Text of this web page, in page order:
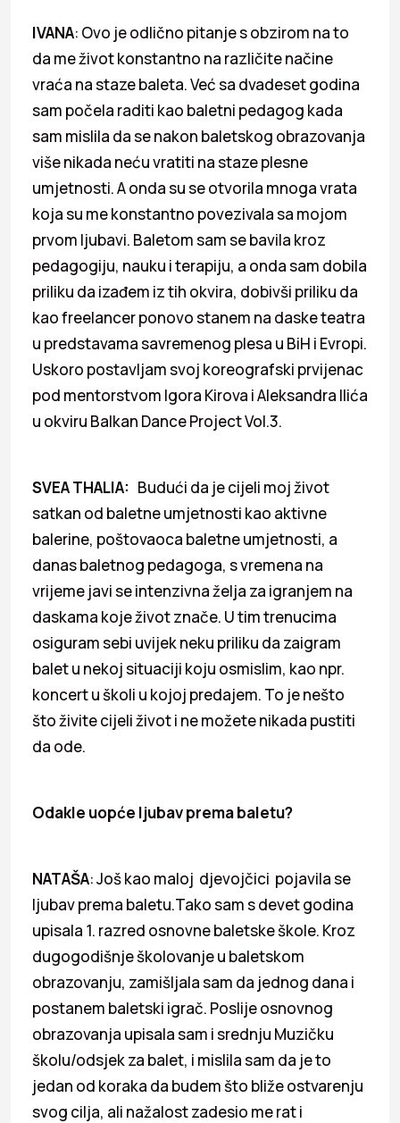
IVANA: Ovo je odlično pitanje s obzirom na to
da me život konstantno na različite načine
vraća na staze baleta. Već sa dvadeset godina
sam počela raditi kao baletni pedagog kada
sam mislila da se nakon baletskog obrazovanja
više nikada neću vratiti na staze plesne
umjetnosti. A onda su se otvorila mnoga vrata
koja su me konstantno povezivala sa mojom
prvom ljubavi. Baletom sam se bavila kroz
pedagogiju, nauku i terapiju, a onda sam dobila
priliku da izađem iz tih okvira, dobivši priliku da
kao freelancer ponovo stanem na daske teatra
u predstavama savremenog plesa u BiH i Evropi.
Uskoro postavljam svoj koreografski prvijenac
pod mentorstvom Igora Kirova i Aleksandra Ilića
u okviru Balkan Dance Project Vol.3.
SVEA THALIA: Budući da je cijeli moj život
satkan od baletne umjetnosti kao aktivne
balerine, poštovaoca baletne umjetnosti, a
danas baletnog pedagoga, s vremena na
vrijeme javi se intenzivna želja za igranjem na
daskama koje život znače. U tim trenucima
osiguram sebi uvijek neku priliku da zaigram
balet u nekoj situaciji koju osmislim, kao npr.
koncert u školi u kojoj predajem. To je nešto
što živite cijeli život i ne možete nikada pustiti
da ode.
Odakle uopće ljubav prema baletu?
NATAŠA: Još kao maloj djevojčici pojavila se
ljubav prema baletu.Tako sam s devet godina
upisala 1. razred osnovne baletske škole. Kroz
dugogodišnje školovanje u baletskom
obrazovanju, zamišljala sam da jednog dana i
postanem baletski igrač. Poslije osnovnog
obrazovanja upisala sam i srednju Muzičku
školu/odsjek za balet, i mislila sam da je to
jedan od koraka da budem što bliže ostvarenju
svog cilja, ali nažalost zadesio me rat i